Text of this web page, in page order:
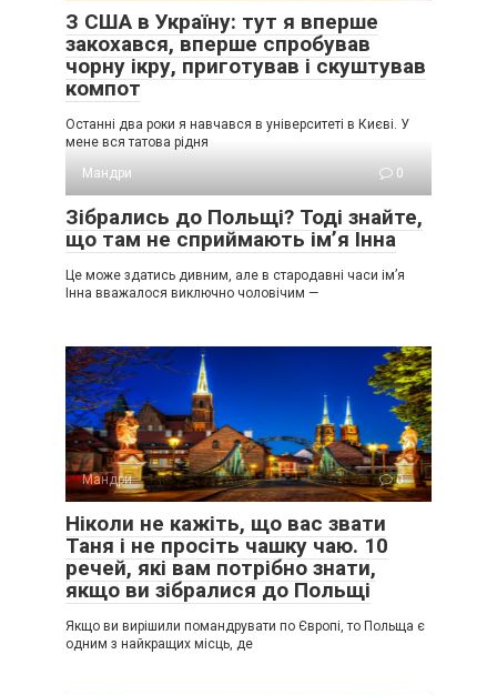
З США в Україну: тут я вперше
закохався, вперше спробував
чорну ікру, приготував і скуштував
компот
Останні два роки я навчався в університеті в Києві. У
мене вся татова рідня
Мандри
0
Зібрались до Польщі? Тоді знайте,
що там не сприймають ім’я Інна
Це може здатись дивним, але в стародавні часи ім’я
Інна вважалося виключно чоловічим —
Мандри 0
Ніколи не кажіть, що вас звати
Таня і не просіть чашку чаю. 10
речей, які вам потрібно знати,
якщо ви зібралися до Польщі
Якщо ви вирішили помандрувати по Європі, то Польща є
одним з найкращих місць, де